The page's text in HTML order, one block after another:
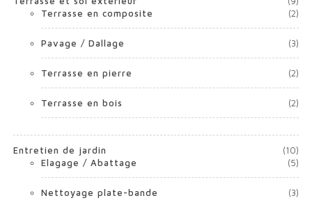
Terrasse en composite
(2)
Pavage / Dallage (3)
Terrasse en pierre (2)
Terrasse en bois (2)
Entretien de jardin
(10)
Elagage / Abattage
(5)
Nettoyage plate-bande (3)